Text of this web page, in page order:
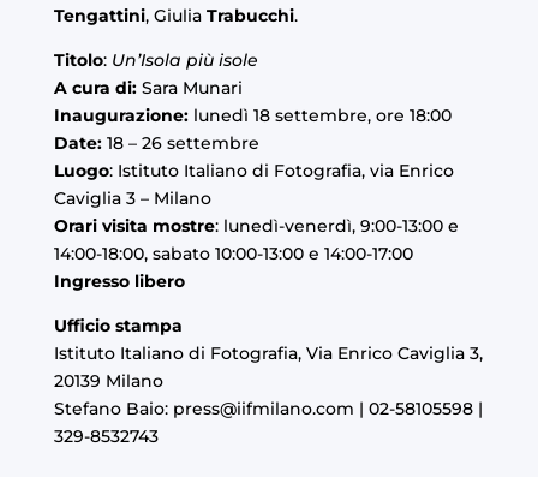
Tengattini, Giulia Trabucchi.
Titolo: Un’Isola più isole
A cura di: Sara Munari
Inaugurazione: lunedì 18 settembre, ore 18:00
Date: 18 – 26 settembre
Luogo: Istituto Italiano di Fotografia, via Enrico
Caviglia 3 – Milano
Orari visita mostre: lunedì-venerdì, 9:00-13:00 e
14:00-18:00, sabato 10:00-13:00 e 14:00-17:00
Ingresso libero
Ufficio stampa
Istituto Italiano di Fotografia, Via Enrico Caviglia 3,
20139 Milano
Stefano Baio: press@iifmilano.com | 02-58105598 |
329-8532743